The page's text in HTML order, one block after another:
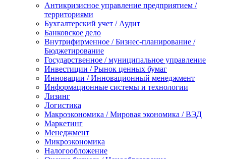
Антикризисное управление предприятием /
территориями
Бухгалтерский учет / Аудит
Банковское дело
Внутрифирменное / Бизнес-планирование /
Бюджетирование
Государственное / муниципальное управление
Инвестиции / Рынок ценных бумаг
Инновации / Инновационный менеджмент
Информационные системы и технологии
Лизинг
Логистика
Макроэкономика / Мировая экономика / ВЭД
Маркетинг
Менеджмент
Микроэкономика
Налогообложение